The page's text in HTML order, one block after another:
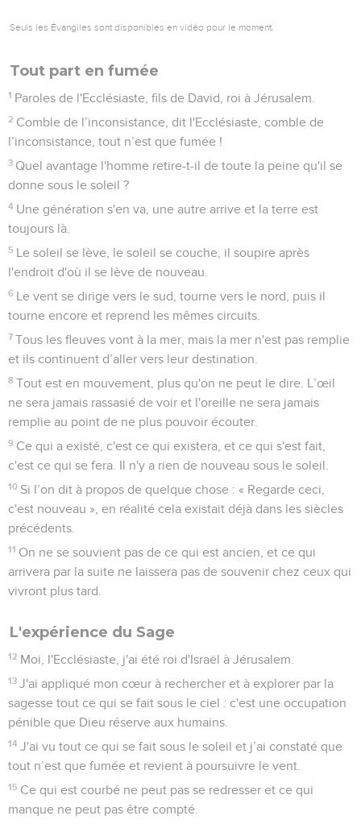
Seuls les Évangiles sont disponibles en vidéo pour le moment.
Tout part en fumée
1 Paroles de l'Ecclésiaste, fils de David, roi à Jérusalem.
2 Comble de l’inconsistance, dit l'Ecclésiaste, comble de
l’inconsistance, tout n’est que fumée !
3 Quel avantage l'homme retire-t-il de toute la peine qu'il se
donne sous le soleil ?
4 Une génération s'en va, une autre arrive et la terre est
toujours là.
5 Le soleil se lève, le soleil se couche, il soupire après
l'endroit d'où il se lève de nouveau.
6 Le vent se dirige vers le sud, tourne vers le nord, puis il
tourne encore et reprend les mêmes circuits.
7 Tous les fleuves vont à la mer, mais la mer n'est pas remplie
et ils continuent d’aller vers leur destination.
8 Tout est en mouvement, plus qu'on ne peut le dire. L’œil
ne sera jamais rassasié de voir et l'oreille ne sera jamais
remplie au point de ne plus pouvoir écouter.
9 Ce qui a existé, c'est ce qui existera, et ce qui s'est fait,
c'est ce qui se fera. Il n'y a rien de nouveau sous le soleil.
10 Si l’on dit à propos de quelque chose : « Regarde ceci,
c'est nouveau », en réalité cela existait déjà dans les siècles
précédents.
11 On ne se souvient pas de ce qui est ancien, et ce qui
arrivera par la suite ne laissera pas de souvenir chez ceux qui
vivront plus tard.
L'expérience du Sage
12 Moi, l'Ecclésiaste, j'ai été roi d'Israël à Jérusalem.
13 J'ai appliqué mon cœur à rechercher et à explorer par la
sagesse tout ce qui se fait sous le ciel : c'est une occupation
pénible que Dieu réserve aux humains.
14 J'ai vu tout ce qui se fait sous le soleil et j’ai constaté que
tout n’est que fumée et revient à poursuivre le vent.
15 Ce qui est courbé ne peut pas se redresser et ce qui
manque ne peut pas être compté.